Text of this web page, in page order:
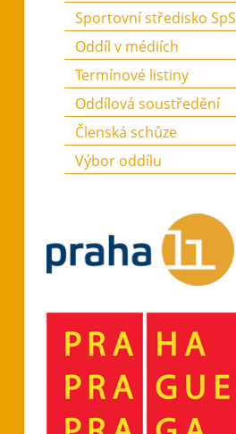
Sportovní středisko SpS
Oddíl v médiích
Termínové listiny
Oddílová soustředění
Členská schůze
Výbor oddílu